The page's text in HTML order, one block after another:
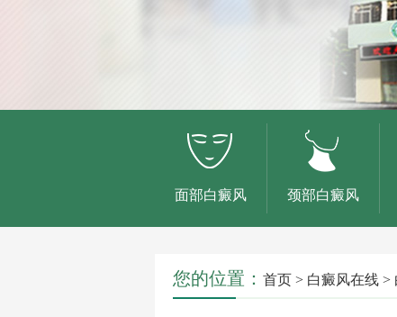
面部白癜风 颈部白癜风
您的位置： 首页 > 白癜风在线 >